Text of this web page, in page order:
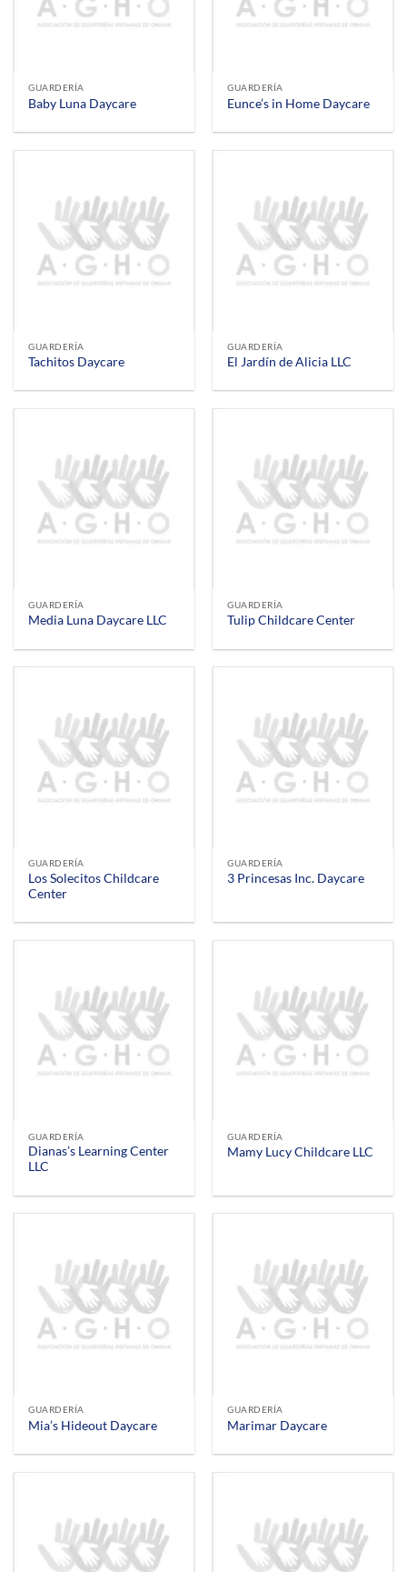
GUARDERÍA
Baby Luna Daycare
GUARDERÍA
Eunce’s in Home Daycare
GUARDERÍA
Tachitos Daycare
GUARDERÍA
El Jardín de Alicia LLC
GUARDERÍA
Media Luna Daycare LLC
GUARDERÍA
Tulip Childcare Center
GUARDERÍA
Los Solecitos Childcare
Center
GUARDERÍA
3 Princesas Inc. Daycare
GUARDERÍA
Dianas’s Learning Center
LLC
GUARDERÍA
Mamy Lucy Childcare LLC
GUARDERÍA
Mia’s Hideout Daycare
GUARDERÍA
Marimar Daycare